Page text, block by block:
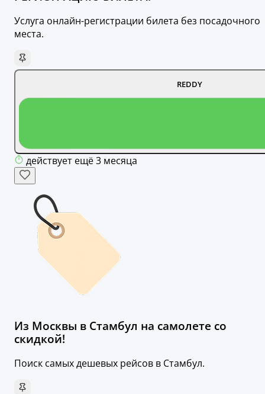
Услуга онлайн-регистрации билета без посадочного
места.
REDDY
действует ещё 3 месяца
Из Москвы в Стамбул на самолете со
скидкой!
Поиск самых дешевых рейсов в Стамбул.